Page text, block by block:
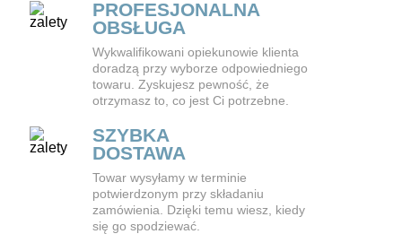
PROFESJONALNA
OBSŁUGA
Wykwalifikowani opiekunowie klienta
doradzą przy wyborze odpowiedniego
towaru. Zyskujesz pewność, że
otrzymasz to, co jest Ci potrzebne.
SZYBKA
DOSTAWA
Towar wysyłamy w terminie
potwierdzonym przy składaniu
zamówienia. Dzięki temu wiesz, kiedy
się go spodziewać.